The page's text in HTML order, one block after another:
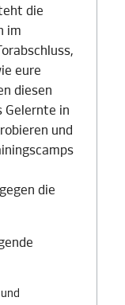
die
im
eure
diesen
Gelernte in
und
die